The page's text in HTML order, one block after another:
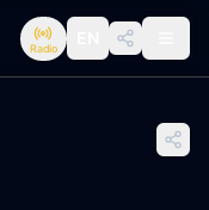
Radio